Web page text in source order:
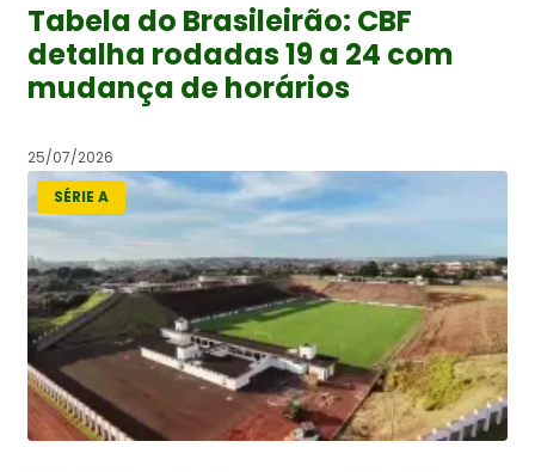
Tabela do Brasileirão: CBF
detalha rodadas 19 a 24 com
mudança de horários
25/07/2026
SÉRIE A